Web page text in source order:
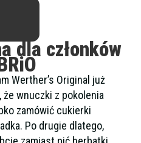
dla członków
Werther’s Original już
że wnuczki z pokolenia
zamówić cukierki
Po drugie dlatego,